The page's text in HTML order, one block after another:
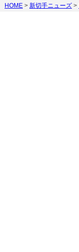
HOME > 新切手ニューズ >